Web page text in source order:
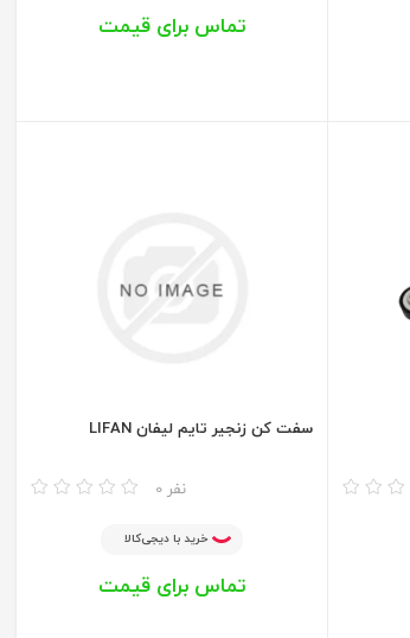
تماس برای قیمت
سفت کن زنجیر تایم لیفان LIFAN
0 نفر
خرید با دیجی‌کالا
تماس برای قیمت